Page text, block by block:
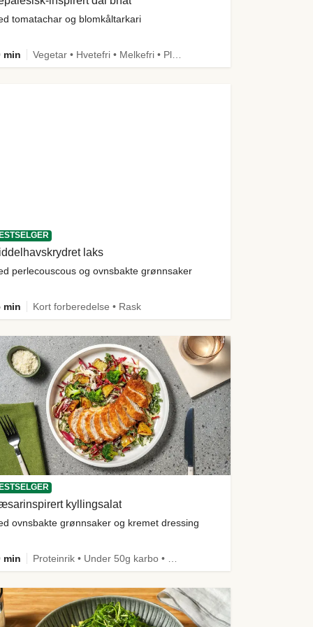
tomatachar og blomkåltarkari
min Vegetar • Hvetefri • Melkefri • Plantebasert • Mer grønt • Under 650 kcal • Kilde til fiber
laks
perlecouscous og ovnsbakte grønnsaker
min Kort forberedelse • Rask
kyllingsalat
ovnsbakte grønnsaker og kremet dressing
min